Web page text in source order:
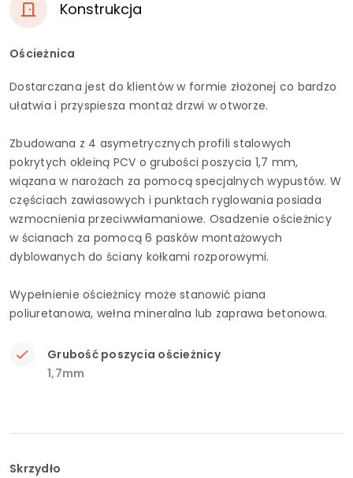
Konstrukcja
Ościeżnica
Dostarczana jest do klientów w formie złożonej co bardzo
ułatwia i przyspiesza montaż drzwi w otworze.
Zbudowana z 4 asymetrycznych profili stalowych
pokrytych okleiną PCV o grubości poszycia 1,7 mm,
wiązana w narożach za pomocą specjalnych wypustów. W
częściach zawiasowych i punktach ryglowania posiada
wzmocnienia przeciwwłamaniowe. Osadzenie ościeżnicy
w ścianach za pomocą 6 pasków montażowych
dyblowanych do ściany kołkami rozporowymi.
Wypełnienie ościeżnicy może stanowić piana
poliuretanowa, wełna mineralna lub zaprawa betonowa.
Grubość poszycia ościeżnicy
1,7mm
Skrzydło